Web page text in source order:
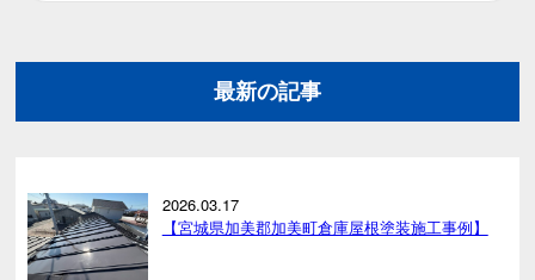
最新の記事
2026.03.17
【宮城県加美郡加美町倉庫屋根塗装施工事例】